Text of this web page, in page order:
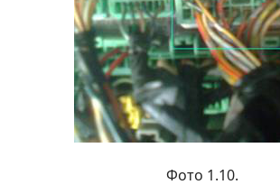
Фото 1.10.